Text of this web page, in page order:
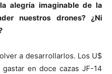
alegría imaginable de la
nuestros drones? ¿Ni
a desarrollarlos. Los U$
en doce cazas JF-14